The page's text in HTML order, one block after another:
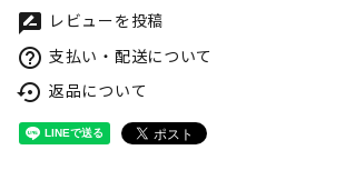
rate_review レビューを投稿
help_outline 支払い・配送について
settings_backup_restore 返品について